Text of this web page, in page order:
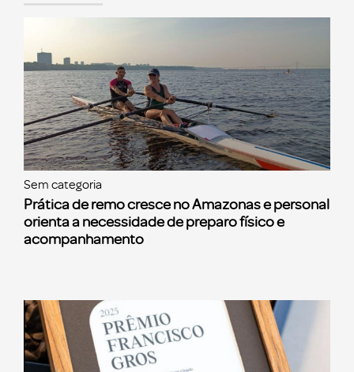
Sem categoria
Prática de remo cresce no Amazonas e personal
orienta a necessidade de preparo físico e
acompanhamento